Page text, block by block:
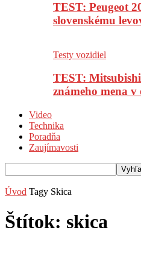
TEST: Peugeot
slovenskému
Testy vozidiel
TEST:
známeho mena
Video
Technika
Poradňa
Zaujímavosti
Úvod Tagy Skica
Štítok: skica